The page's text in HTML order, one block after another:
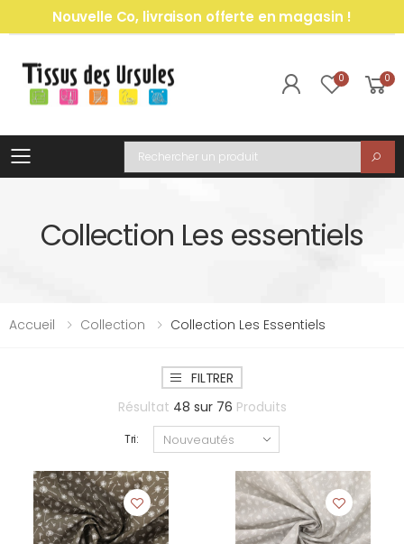
Nouvelle Co, livraison offerte en magasin !
0 0
Toggle mobile menu
Recherche
Collection Les essentiels
Accueil Collection Collection Les Essentiels
FILTRER
Résultat 48 sur 76 Produits
Tri: